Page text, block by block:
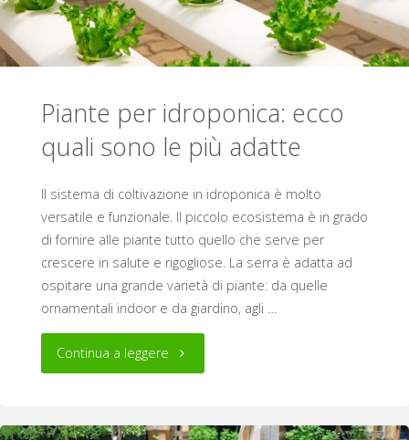
Piante per idroponica: ecco
quali sono le più adatte
Il sistema di coltivazione in idroponica è molto
versatile e funzionale. Il piccolo ecosistema è in grado
di fornire alle piante tutto quello che serve per
crescere in salute e rigogliose. La serra è adatta ad
ospitare una grande varietà di piante: da quelle
ornamentali indoor e da giardino, agli …
Continua a leggere "Piante
idroponica: